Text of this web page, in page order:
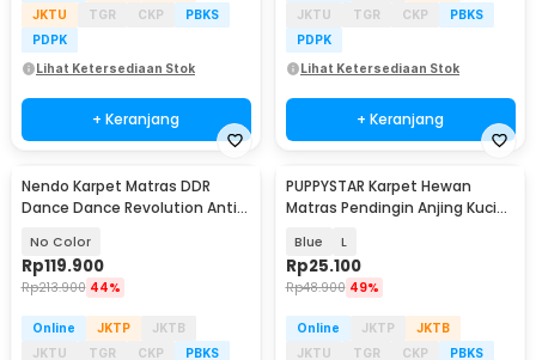
JKTU
TGR CKP
PBKS
PDPK
Lihat Ketersediaan Stok
+ Keranjang
JKTU
TGR CKP
PBKS
PDPK
Lihat Ketersediaan Stok
+ Keranjang
Nendo Karpet Matras DDR
Dance Dance Revolution Anti
No Color
Rp119.900
Rp213.900 44%
Online JKTP
JKTB
JKTU
TGR CKP
PBKS
PUPPYSTAR Karpet Hewan
Matras Pendingin Anjing Kucing
Blue L
Rp25.100
Rp48.900 49%
Online JKTP
JKTB
JKTU
TGR CKP
PBKS